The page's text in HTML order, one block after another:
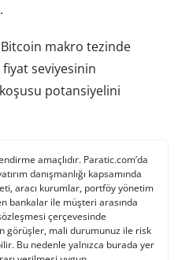
Bitcoin makro tezinde
fiyat seviyesinin
potansiyelini
amaçlıdır. Paratic.com’da
danışmanlığı kapsamında
aracı kurumlar, portföy yönetim
bankalar ile müşteri arasında
çerçevesinde
görüşler, mali durumunuz ile risk
Bu nedenle yalnızca burada yer